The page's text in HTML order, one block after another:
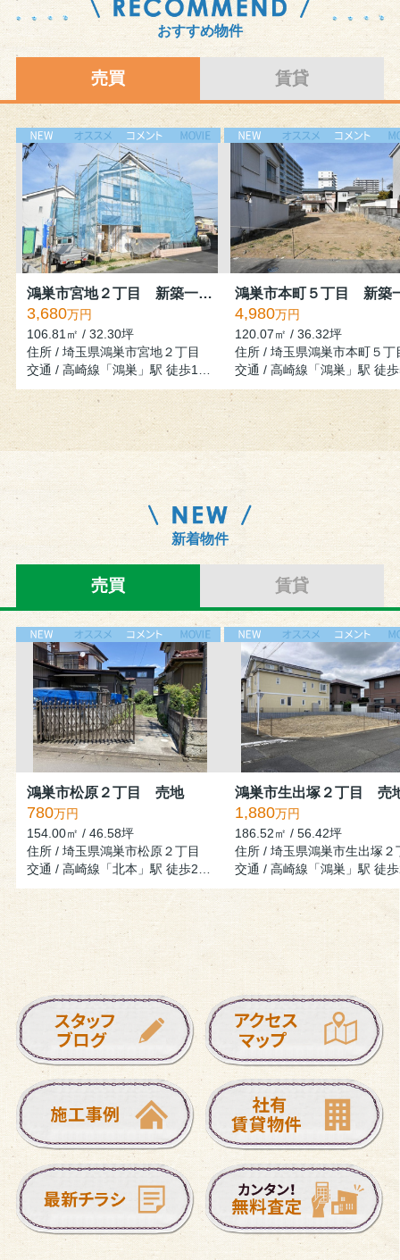
おすすめ物件
売買 賃貸
鴻巣市宮地２丁目 新築一戸建て
3,680万円
106.81㎡ / 32.30坪
住所 / 埼玉県鴻巣市宮地２丁目
4,980万円
120.07㎡ / 36.32坪
住所 / 埼玉県鴻巣市本町５丁
交通 / 高崎線「鴻巣」駅 徒
新着物件
売買 賃貸
鴻巣市松原２丁目 売地
780万円
154.00㎡ / 46.58坪
住所 / 埼玉県鴻巣市松原２丁目
鴻巣市生出塚２丁目 売
1,880万円
186.52㎡ / 56.42坪
住所 / 埼玉県鴻巣市生出塚２